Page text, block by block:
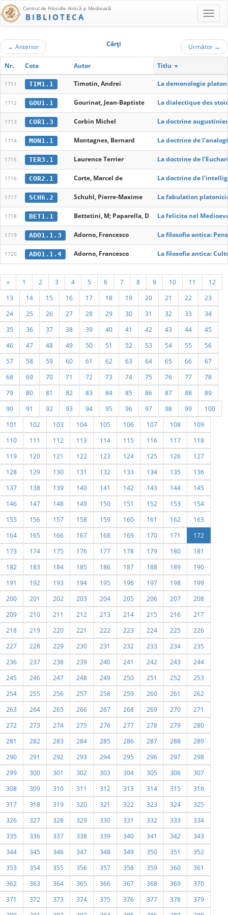
Centrul de Filosofie Antică şi Medievală
BIBLIOTECA
← Anterior Cărţi Următor →
Nr. Cota Autor Titlu
1711 TIM1.1 Timotin, Andrei La demonologie
1712 GOU1.1 Gourinat, Jean-Baptiste La dialectique des
1713 COR1.3 Corbin Michel La doctrine
1714 MON1.1 Montagnes, Bernard La doctrine de
1715 TER3.1 Laurence Terrier La doctrine de
1716 COR2.1 Corte, Marcel de La doctrine de
1717 SCH6.2 Schuhl, Pierre-Maxime La fabulation
1718 BET1.1 Bettetini, M; Paparella, D La felicita nel
1719 ADO1.1.3 Adorno, Francesco La filosofia antica:
1720 ADO1.1.4 Adorno, Francesco La filosofia antica:
« 1 2 3 4 5 6 7 8 9 10 11
12
13
14 15 16 17 18 19 20 21 22
23
24
25 26 27 28 29 30 31 32 33
34
35
36 37 38 39 40 41 42 43 44
45
46
47 48 49 50 51 52 53 54 55
56
57
58 59 60 61 62 63 64 65 66
67
68
69 70 71 72 73 74 75 76 77
78
79
80 81 82 83 84 85 86 87 88
89
90
91 92 93 94 95 96 97 98 99
100
101
102 103 104 105 106 107 108
109
110
111 112 113 114 115 116 117
118
119
120 121 122 123 124 125 126
127
128
129 130 131 132 133 134 135
136
137
138 139 140 141 142 143 144
145
146
147 148 149 150 151 152 153
154
155
156 157 158 159 160 161 162
163
164
165 166 167 168 169 170 171
172
173
174 175 176 177 178 179 180
181
182
183 184 185 186 187 188 189
190
191
192 193 194 195 196 197 198
199
200
201 202 203 204 205 206 207
208
209
210 211 212 213 214 215 216
217
218
219 220 221 222 223 224 225
226
227
228 229 230 231 232 233 234
235
236
237 238 239 240 241 242 243
244
245
246 247 248 249 250 251 252
253
254
255 256 257 258 259 260 261
262
263
264 265 266 267 268 269 270
271
272
273 274 275 276 277 278 279
280
281
282 283 284 285 286 287 288
289
290
291 292 293 294 295 296 297
298
299
300 301 302 303 304 305 306
307
308
309 310 311 312 313 314 315
316
317
318 319 320 321 322 323 324
325
326
327 328 329 330 331 332 333
334
335
336 337 338 339 340 341 342
343
344
345 346 347 348 349 350 351
352
353
354 355 356 357 358 359 360
361
362
363 364 365 366 367 368 369
370
371
372 373 374 375 376 377 378
379